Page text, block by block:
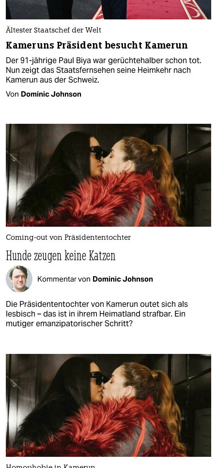
Ältester Staatschef der Welt
Kameruns Präsident besucht Kamerun
Der 91-jährige Paul Biya war gerüchtehalber schon tot.
Nun zeigt das Staatsfernsehen seine Heimkehr nach
Kamerun aus der Schweiz.
Von Dominic Johnson
Coming-out von Präsidententochter
Hunde zeugen keine Katzen
Kommentar von Dominic Johnson
Die Präsidententochter von Kamerun outet sich als
lesbisch – das ist in ihrem Heimatland strafbar. Ein
mutiger emanzipatorischer Schritt?